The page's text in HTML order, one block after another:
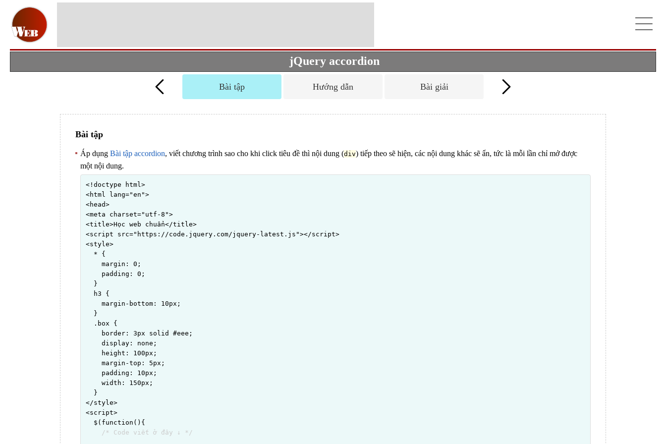
jQuery accordion
Bài tập Hướng dẫn Bài giải
Bài tập
Áp dụng Bài tập accordion, viết chương trình sao cho khi click tiêu đề thì nội dung (div) tiếp theo sẽ hiện, các nội dung khác sẽ ẩn, tức là mỗi lần chỉ mở được
một nội dung.
<!doctype html>
<html lang="en">
<head>
<meta charset="utf-8">
<title>Học web chuẩn</title>
<script src="https://code.jquery.com/jquery-latest.js"></script>
<style>
  * {
    margin: 0;
    padding: 0;
  }
  h3 {
    margin-bottom: 10px;
  }
  .box {
    border: 3px solid #eee;
    display: none;
    height: 100px;
    margin-top: 5px;
    padding: 10px;
    width: 150px;
  }
</style>
<script>
  $(function(){
/* Code viết ở đây ↓ */